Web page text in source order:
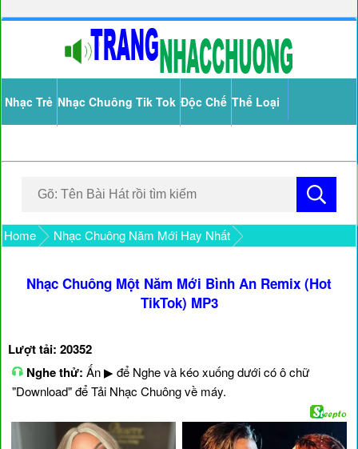
Nhạc Trẻ Nhạc Chuông Tik Tok Độc Chế Thể Loại
Home Nhạc Chuông Năm Mới Hay Nhất
Nhạc Chuông Một Năm Mới Bình An Remix (Hot
TikTok) MP3
Lượt tải: 20352
Nghe thử: Ấn ▶ để Nghe và kéo xuống dưới có ô chữ
"Download" để Tải Nhạc Chuông về máy.